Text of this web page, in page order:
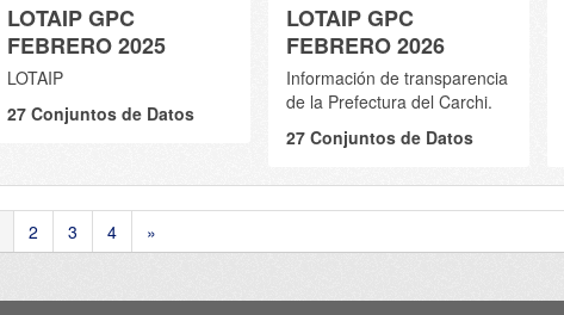
LOTAIP GPC
FEBRERO 2025
LOTAIP
27 Conjuntos de Datos
LOTAIP GPC
FEBRERO 2026
Información de transparencia
de la Prefectura del Carchi.
27 Conjuntos de Datos
2 3 4 »